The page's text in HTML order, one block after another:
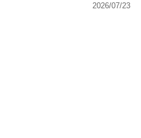
2026/07/23